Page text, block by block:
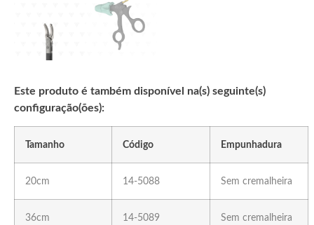
Este produto é também disponível na(s) seguinte(s)
configuração(ões):
Tamanho Código Empunhadura
20cm 14-5088 Sem cremalheira
36cm 14-5089 Sem cremalheira